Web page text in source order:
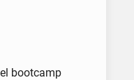
bootcamp